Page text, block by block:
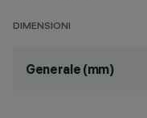
DIMENSIONI
Generale (mm)